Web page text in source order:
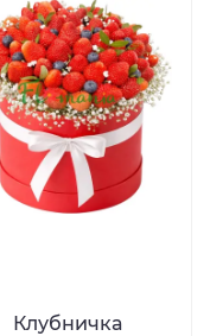
Клубничка